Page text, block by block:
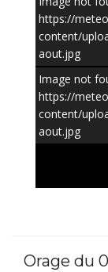
– / 4
https://
content/
aout.jpg
Image not
https://
content/
aout.jpg
Orage du